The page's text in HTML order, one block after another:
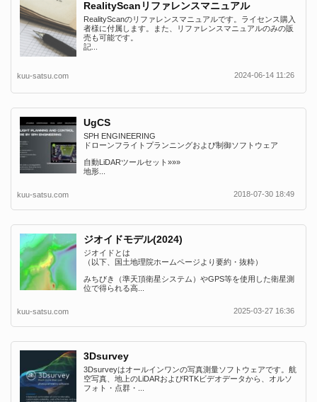
RealityScanリファレンスマニュアル
RealityScanのリファレンスマニュアルです。ライセンス購入
者様に付属します。また、リファレンスマニュアルのみの販
売も可能です。
記...
kuu-satsu.com 2024-06-14 11:26
UgCS
SPH ENGINEERING
ドローンフライトプランニングおよび制御ソフトウェア
自動LiDARツールセット»»»
地形...
kuu-satsu.com 2018-07-30 18:49
ジオイドモデル(2024)
ジオイドとは
（以下、国土地理院ホームページより要約・抜粋）
みちびき（準天頂衛星システム）やGPS等を使用した衛星測
位で得られる高...
kuu-satsu.com 2025-03-27 16:36
3Dsurvey
3Dsurveyはオールインワンの写真測量ソフトウェアです。航
空写真、地上のLiDARおよびRTKビデオデータから、オルソ
フォト・点群・...